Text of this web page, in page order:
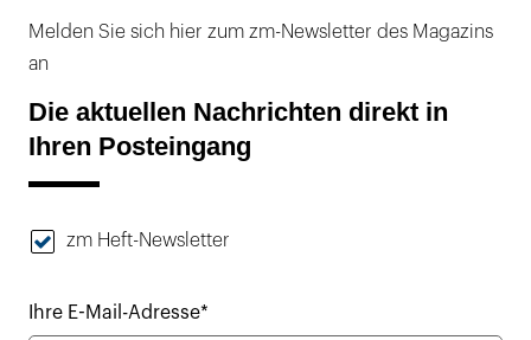
Melden Sie sich hier zum zm-Newsletter des Magazins
an
Die aktuellen Nachrichten direkt in
Ihren Posteingang
zm Heft-Newsletter
Ihre E-Mail-Adresse*